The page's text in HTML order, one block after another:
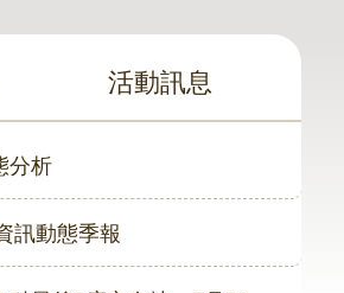
活動訊息
分析
訊動態季報